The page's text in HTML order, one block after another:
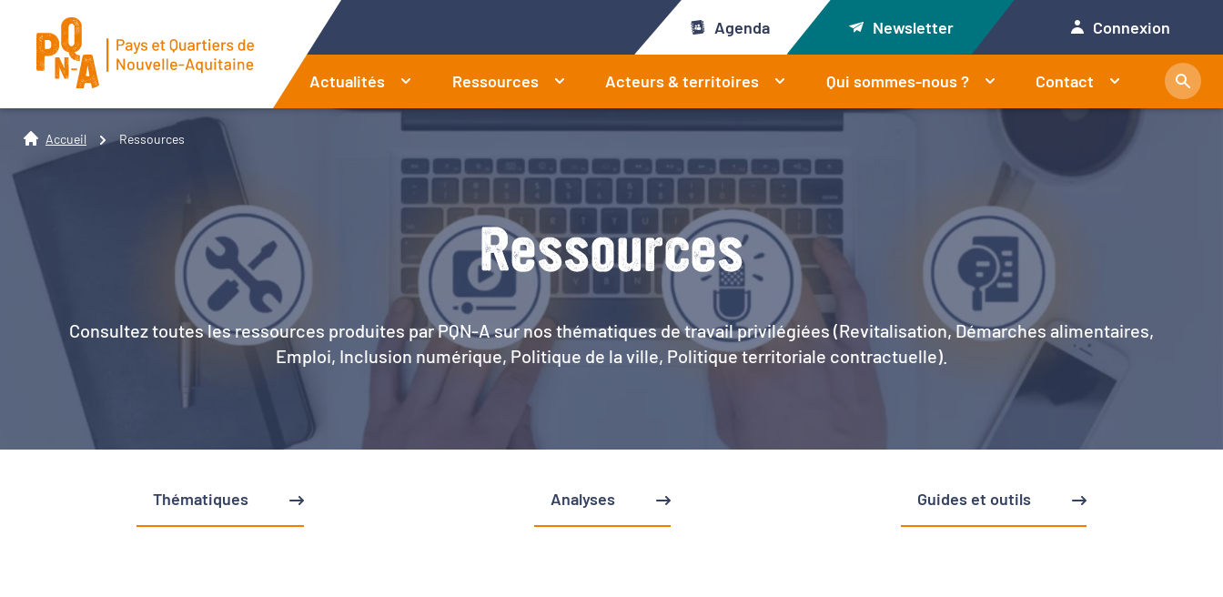
Agenda Newsletter Connexion
Actualités Ressources Acteurs & territoires Qui sommes-nous ? Contact
Accueil Ressources
Ressources
Consultez toutes les ressources produites par PQN-A sur nos thématiques de travail privilégiées (Revitalisation, Démarches alimentaires,
Emploi, Inclusion numérique, Politique de la ville, Politique territoriale contractuelle).
Thématiques Analyses Guides et outils